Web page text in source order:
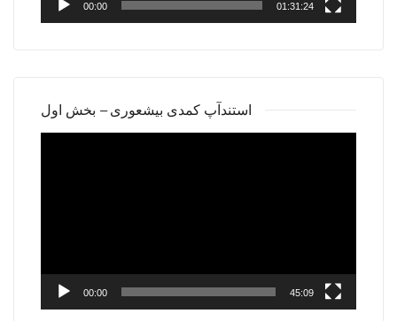
00:00 01:31:24
استندآپ کمدی بیشعوری – بخش اول
00:00 45:09